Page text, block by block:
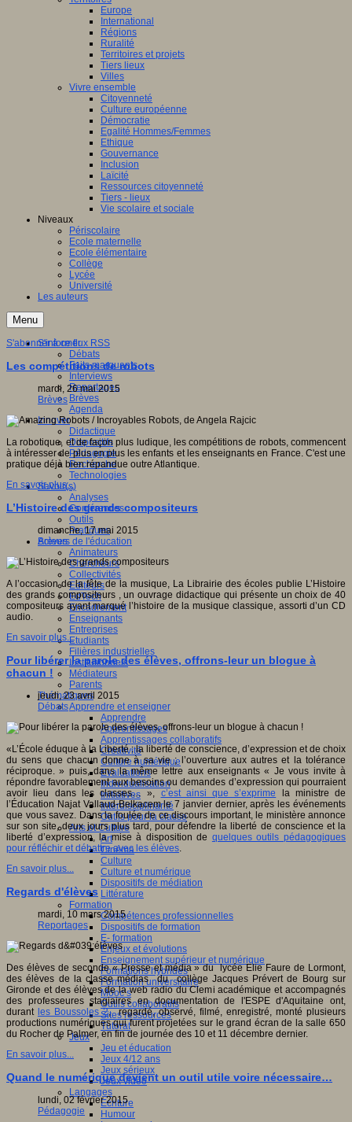
Europe
International
Régions
Ruralité
Territoires et projets
Tiers lieux
Villes
Vivre ensemble
Citoyenneté
Culture européenne
Démocratie
Egalité Hommes/Femmes
Ethique
Gouvernance
Inclusion
Laïcité
Ressources citoyenneté
Tiers - lieux
Vie scolaire et sociale
Niveaux
Périscolaire
Ecole maternelle
Ecole élémentaire
Collège
Lycée
Université
Les auteurs
Menu
S'informer
Débats
Faits marquants
Interviews
Reportages
Brèves
Agenda
Innover
Didactique
Dispositifs
Pédagogie
Recherche
Technologies
Savoir(s)
Analyses
Conférences
Outils
Pratiques
Acteurs de l'éducation
Animateurs
Chercheurs
Collectivités
Editeurs
EdTech
Encadrement
Enseignants
Entreprises
Etudiants
Filières industrielles
Institutionnels
Médiateurs
Parents
Thématiques
Apprendre et enseigner
Apprendre
Apprentissages
Apprentissages collaboratifs
Créativité
Culture numérique
Evaluations
Individualisation
Initiatives
Interdisciplinarité
Outils pour la classe
Arts et Culture
Art
Cinéma
Culture
Culture et numérique
Dispositifs de médiation
Littérature
Formation
Compétences professionnelles
Dispositifs de formation
E- formation
Enjeux et évolutions
Enseignement supérieur et numérique
Formations hybrides
Formation universitaire
Mooc’s
Outils collaboratifs
Sites ressources
Tutorat
Jeux
Jeu et éducation
Jeux 4/12 ans
Jeux sérieux
Jeux vidéo
Langages
Ecriture
Humour
S'abonner à ce flux RSS
Les compétitions de robots
mardi, 26 mai 2015
Brèves
La robotique, et de façon plus ludique, les compétitions de robots, commencent
à intéresser de plus en plus les enfants et les enseignants en France. C'est une
pratique déjà bien répandue outre Atlantique.
En savoir plus...
L’Histoire des grands compositeurs
dimanche, 17 mai 2015
Brèves
A l’occasion de la fête de la musique, La Librairie des écoles publie L’Histoire
des grands compositeurs , un ouvrage didactique qui présente un choix de 40
compositeurs ayant marqué l’histoire de la musique classique, assorti d’un CD
audio.
En savoir plus...
Pour libérer la parole des élèves, offrons-leur un blogue à
chacun !
jeudi, 23 avril 2015
Débats
«L’École éduque à la Liberté : la liberté de conscience, d’expression et de choix
du sens que chacun donne à sa vie ; l’ouverture aux autres et la tolérance
réciproque. » puis, dans la même lettre aux enseignants « Je vous invite à
répondre favorablement aux besoins ou demandes d’expression qui pourraient
avoir lieu dans les classes… », c’est ainsi que s’exprime la ministre de
l’Éducation Najat Vallaud-Belkacem le 7 janvier dernier, après les événements
que vous savez. Dans la foulée de ce discours important, le ministère annonce
sur son site, deux jours plus tard, pour défendre la liberté de conscience et la
liberté d’expression, la mise à disposition de quelques outils pédagogiques
pour réfléchir et débattre avec les élèves.
En savoir plus...
Regards d'élèves
mardi, 10 mars 2015
Reportages
Des élèves de seconde « Presse et média » du lycée Elie Faure de Lormont,
des élèves de la classe médias du collège Jacques Prévert de Bourg sur
Gironde et des élèves de la web radio du Clemi académique et accompagnés
des professeures stagiaires en documentation de l'ESPE d'Aquitaine ont,
durant les Boussoles 2, regardé, observé, filmé, enregistré, monté plusieurs
productions numériques qui furent projetées sur le grand écran de la salle 650
du Rocher de Palmer, en fin de journée des 10 et 11 décembre dernier.
En savoir plus...
Quand le numérique devient un outil utile voire nécessaire…
lundi, 02 février 2015
Pédagogie